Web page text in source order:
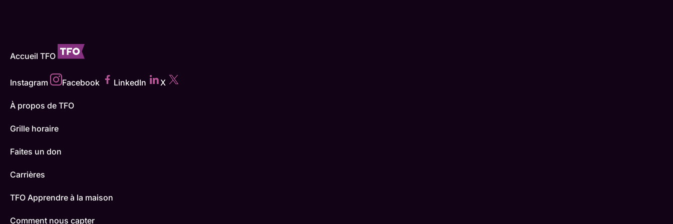
Accueil TFO
Instagram Facebook LinkedIn X
À propos de TFO
Grille horaire
Faites un don
Carrières
TFO Apprendre à la maison
Comment nous capter